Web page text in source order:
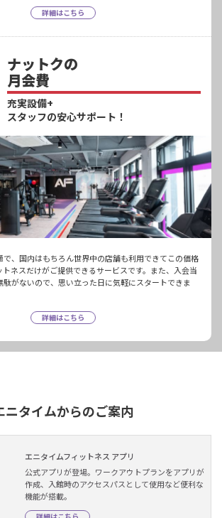
詳細はこちら
ナットクの
月会費
充実設備+
スタッフの安心サポート！
、国内はもちろん世界中の店舗も利用できてこの価格
ネスだけがご提供できるサービスです。また、入会当
駄がないので、思い立った日に気軽にスタートできま
詳細はこちら
ニタイムからのご案内
エニタイムフィットネス アプリ
公式アプリが登場。ワークアウトプランをアプリが
作成、入館時のアクセスパスとして使用など便利な
機能が搭載。